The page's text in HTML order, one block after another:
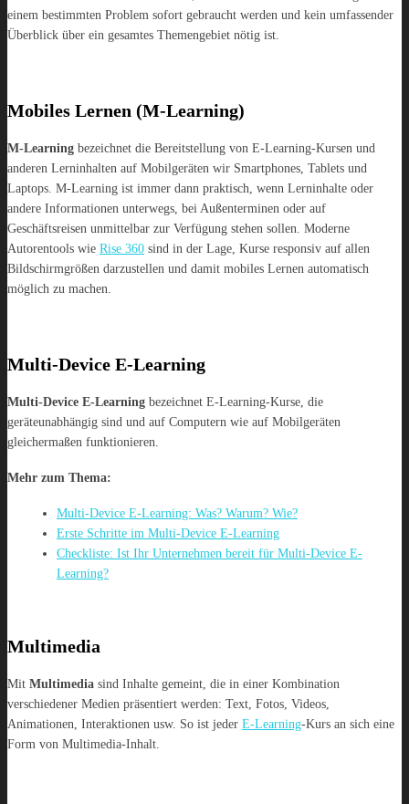
einem bestimmten Problem sofort gebraucht werden und kein umfassender
Überblick über ein gesamtes Themengebiet nötig ist.
Mobiles Lernen (M-Learning)
M-Learning bezeichnet die Bereitstellung von E-Learning-Kursen und
anderen Lerninhalten auf Mobilgeräten wir Smartphones, Tablets und
Laptops. M-Learning ist immer dann praktisch, wenn Lerninhalte oder
andere Informationen unterwegs, bei Außenterminen oder auf
Geschäftsreisen unmittelbar zur Verfügung stehen sollen. Moderne
Autorentools wie Rise 360 sind in der Lage, Kurse responsiv auf allen
Bildschirmgrößen darzustellen und damit mobiles Lernen automatisch
möglich zu machen.
Multi-Device E-Learning
Multi-Device E-Learning bezeichnet E-Learning-Kurse, die
geräteunabhängig sind und auf Computern wie auf Mobilgeräten
gleichermaßen funktionieren.
Mehr zum Thema:
Multi-Device E-Learning: Was? Warum? Wie?
Erste Schritte im Multi-Device E-Learning
Checkliste: Ist Ihr Unternehmen bereit für Multi-Device E-
Learning?
Multimedia
Mit Multimedia sind Inhalte gemeint, die in einer Kombination
verschiedener Medien präsentiert werden: Text, Fotos, Videos,
Animationen, Interaktionen usw. So ist jeder E-Learning-Kurs an sich eine
Form von Multimedia-Inhalt.